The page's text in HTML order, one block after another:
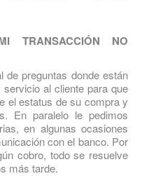
TRANSACCIÓN NO
de preguntas donde están
al cliente para que
el estatus de su compra y
En paralelo le pedimos
en algunas ocasiones
con el banco. Por
cobro, todo se resuelve
más tarde.